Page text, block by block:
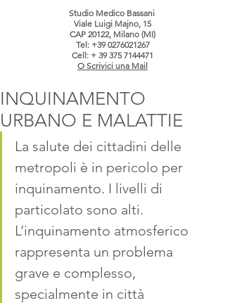
Studio Medico Bassani
Viale Luigi Majno, 15
CAP 20122, Milano (MI)
Tel: +39 0276021267
Cell: + 39 375 7144471
O Scrivici una Mail
INQUINAMENTO
URBANO E MALATTIE
La salute dei cittadini delle
metropoli è in pericolo per
inquinamento. I livelli di
particolato sono alti.
L’inquinamento atmosferico
rappresenta un problema
grave e complesso,
specialmente in città